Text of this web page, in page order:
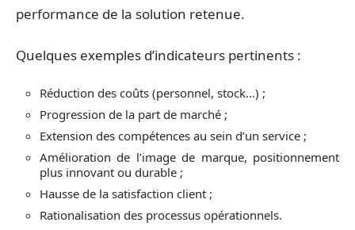
performance de la solution retenue.
Quelques exemples d’indicateurs pertinents :
Réduction des coûts (personnel, stock…) ;
Progression de la part de marché ;
Extension des compétences au sein d’un service ;
Amélioration de l’image de marque, positionnement
plus innovant ou durable ;
Hausse de la satisfaction client ;
Rationalisation des processus opérationnels.